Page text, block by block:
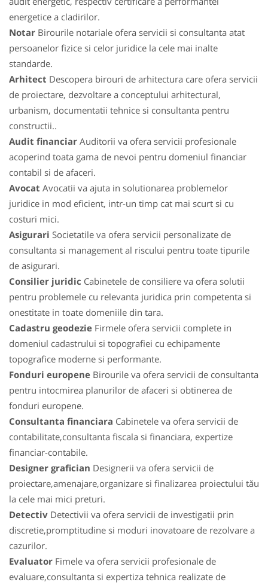
energetice a cladirilor.
Notar Birourile notariale ofera servicii si consultanta atat
persoanelor fizice si celor juridice la cele mai inalte
standarde.
Arhitect Descopera birouri de arhitectura care ofera servicii
de proiectare, dezvoltare a conceptului arhitectural,
urbanism, documentatii tehnice si consultanta pentru
constructii..
Audit financiar Auditorii va ofera servicii profesionale
acoperind toata gama de nevoi pentru domeniul financiar
contabil si de afaceri.
Avocat Avocatii va ajuta in solutionarea problemelor
juridice in mod eficient, intr-un timp cat mai scurt si cu
costuri mici.
Asigurari Societatile va ofera servicii personalizate de
consultanta si management al riscului pentru toate tipurile
de asigurari.
Consilier juridic Cabinetele de consiliere va ofera solutii
pentru problemele cu relevanta juridica prin competenta si
onestitate in toate domeniile din tara.
Cadastru geodezie Firmele ofera servicii complete in
domeniul cadastrului si topografiei cu echipamente
topografice moderne si performante.
Fonduri europene Birourile va ofera servicii de consultanta
pentru intocmirea planurilor de afaceri si obtinerea de
fonduri europene.
Consultanta financiara Cabinetele va ofera servicii de
contabilitate,consultanta fiscala si financiara, expertize
financiar-contabile.
Designer grafician Designerii va ofera servicii de
proiectare,amenajare,organizare si finalizarea proiectului tău
la cele mai mici preturi.
Detectiv Detectivii va ofera servicii de investigatii prin
discretie,promptitudine si moduri inovatoare de rezolvare a
cazurilor.
Evaluator Fimele va ofera servicii profesionale de
evaluare,consultanta si expertiza tehnica realizate de